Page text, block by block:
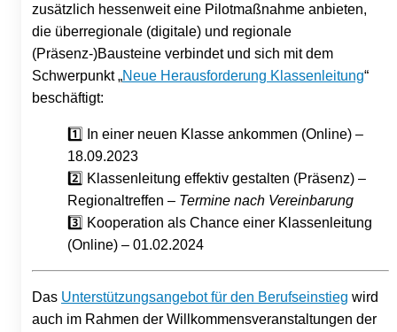
zusätzlich hessenweit eine Pilotmaßnahme anbieten,
die überregionale (digitale) und regionale
(Präsenz-)Bausteine verbindet und sich mit dem
Schwerpunkt „Neue Herausforderung Klassenleitung“
beschäftigt:
1️⃣ In einer neuen Klasse ankommen (Online) –
18.09.2023
2️⃣ Klassenlei​tung effektiv gestalten (Präsenz) –
Regionaltreffen – Termine nach Vereinbarung
3️⃣ Kooperation als Chance einer Klassenleitung
(Online) – 01.02.2024
Das Unterstützungsangebot für den Berufseinstieg wird
auch im Rahmen der Willkommensveranstaltungen der